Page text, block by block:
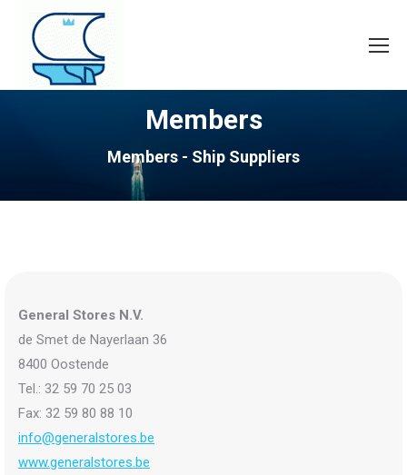
Members
Members - Ship Suppliers
General Stores N.V.
de Smet de Nayerlaan 36
8400 Oostende
Tel.: 32 59 70 25 03
Fax: 32 59 80 88 10
info@generalstores.be
www.generalstores.be